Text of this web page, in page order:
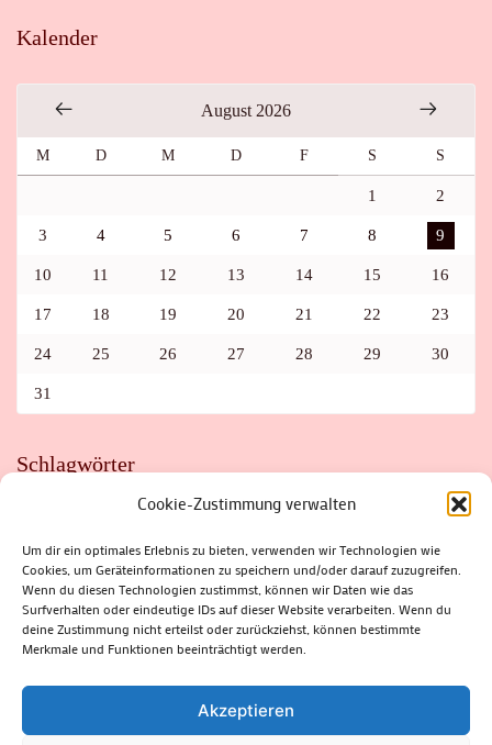
Cookie-Zustimmung verwalten
Um dir ein optimales Erlebnis zu bieten, verwenden wir Technologien wie
Cookies, um Geräteinformationen zu speichern und/oder darauf zuzugreifen.
Wenn du diesen Technologien zustimmst, können wir Daten wie das
Surfverhalten oder eindeutige IDs auf dieser Website verarbeiten. Wenn du
deine Zustimmung nicht erteilst oder zurückziehst, können bestimmte
Merkmale und Funktionen beeinträchtigt werden.
Akzeptieren
Kalender
August 2026
M D M D F S S
1 2
3 4 5 6 7 8 9
10 11 12 13 14 15 16
17 18 19 20 21 22 23
24 25 26 27 28 29 30
31
Schlagwörter
FAHRRAD
FLOHMARKT FOLK GEWINNSPIEL
HITZE
HITZEFALLE AUTO
IRISH DANCE JAZZ
KABARETT
KINDER
KIRMES KLASSIK
KLEINE SUHLER REIHE
KRIMI
KULTUR LESUNG LOTTO
MEININGEN
PARASITEN
PILZE SCHLEUSINGEN
SCHULWEG
SOMMERFERIEN
SPORT SRH
STADTFEST
STADTMARKETING
STRASSENSPERRUNG
SUHL
SUHLER FRÜHLING
SUHLER STADTMARKETING
THÜRINGER WALD
ZELLA-MEHLIS